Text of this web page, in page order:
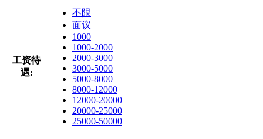
工资待
遇:
不限
面议
1000
1000-2000
2000-3000
3000-5000
5000-8000
8000-12000
12000-20000
20000-25000
25000-50000